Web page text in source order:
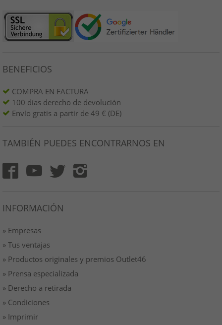
BENEFICIOS
COMPRA EN FACTURA
100 días derecho de devolución
Envío gratis a partir de 49 € (DE)
TAMBIÉN PUEDES ENCONTRARNOS EN
INFORMACIÓN
» Empresas
» Tus ventajas
» Productos originales y premios Outlet46
» Prensa especializada
» Derecho a retirada
» Condiciones
» Imprimir